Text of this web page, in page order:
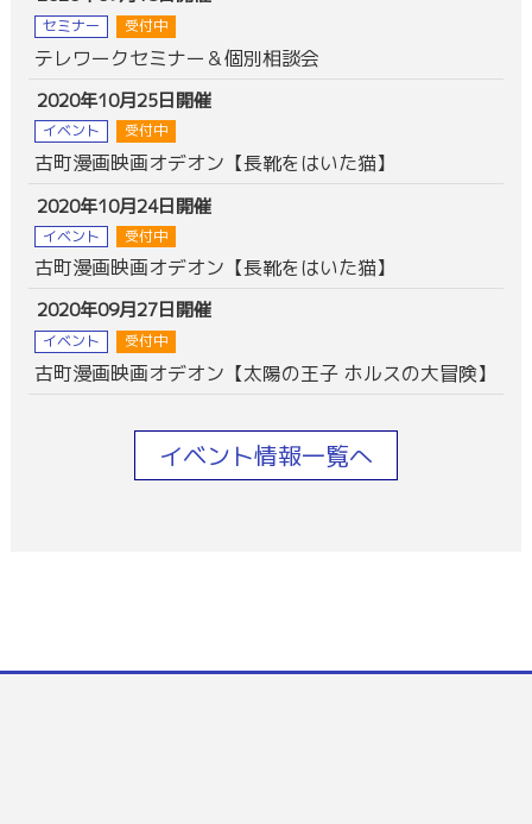
セミナー 受付中
テレワークセミナー＆個別相談会
2020年10月25日開催
イベント 受付中
古町漫画映画オデオン【長靴をはいた猫】
2020年10月24日開催
イベント 受付中
古町漫画映画オデオン【長靴をはいた猫】
2020年09月27日開催
イベント 受付中
古町漫画映画オデオン【太陽の王子 ホルスの大冒険】
イベント情報一覧へ